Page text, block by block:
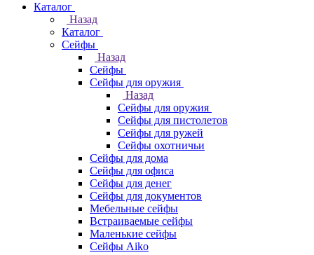
Каталог
Назад
Каталог
Cейфы
Назад
Cейфы
Cейфы для оружия
Назад
Cейфы для оружия
Сейфы для пистолетов
Сейфы для ружей
Сейфы охотничьи
Cейфы для дома
Cейфы для офиса
Сейфы для денег
Сейфы для документов
Мебельные сейфы
Встраиваемые сейфы
Маленькие сейфы
Сейфы Aiko